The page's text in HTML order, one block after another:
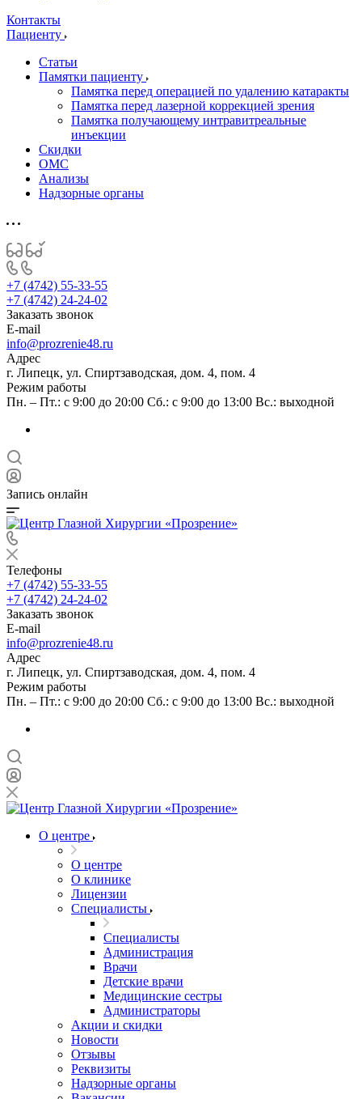
Контакты
Пациенту
Статьи
Памятки пациенту
Памятка перед операцией по удалению катаракты
Памятка перед лазерной коррекцией зрения
Памятка получающему интравитреальные
инъекции
Скидки
ОМС
Анализы
Надзорные органы
+7 (4742) 55-33-55
+7 (4742) 24-24-02
Заказать звонок
E-mail
info@prozrenie48.ru
Адрес
г. Липецк, ул. Спиртзаводская, дом. 4, пом. 4
Режим работы
Пн. – Пт.: с 9:00 до 20:00 Сб.: с 9:00 до 13:00 Вс.: выходной
Запись онлайн
Телефоны
+7 (4742) 55-33-55
+7 (4742) 24-24-02
Заказать звонок
E-mail
info@prozrenie48.ru
Адрес
г. Липецк, ул. Спиртзаводская, дом. 4, пом. 4
Режим работы
Пн. – Пт.: с 9:00 до 20:00 Сб.: с 9:00 до 13:00 Вс.: выходной
О центре
О центре
О клинике
Лицензии
Специалисты
Специалисты
Администрация
Врачи
Детские врачи
Медицинские сестры
Администраторы
Акции и скидки
Новости
Отзывы
Реквизиты
Надзорные органы